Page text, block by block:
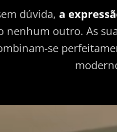
dúvida, a
nenhum outro. As
se